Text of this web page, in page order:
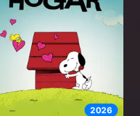
2026